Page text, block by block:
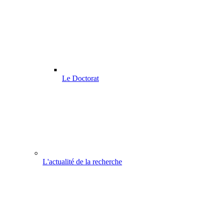
Le Doctorat
L'actualité de la recherche